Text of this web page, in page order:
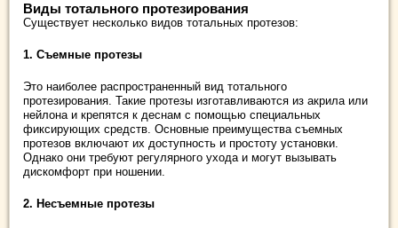
Виды тотального протезирования
Существует несколько видов тотальных протезов:
1. Съемные протезы
Это наиболее распространенный вид тотального
протезирования. Такие протезы изготавливаются из акрила или
нейлона и крепятся к деснам с помощью специальных
фиксирующих средств. Основные преимущества съемных
протезов включают их доступность и простоту установки.
Однако они требуют регулярного ухода и могут вызывать
дискомфорт при ношении.
2. Несъемные протезы